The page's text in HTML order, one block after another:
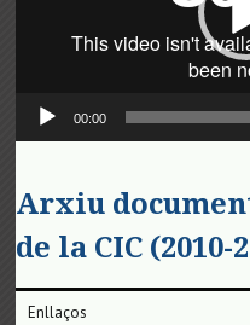
00:00
Arxiu
de la CIC (2010-
Enllaços